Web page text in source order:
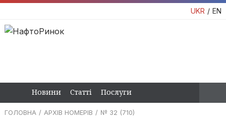
UKR EN
Новини Статті Послуги
ГОЛОВНА АРХІВ НОМЕРІВ № 32 (710)